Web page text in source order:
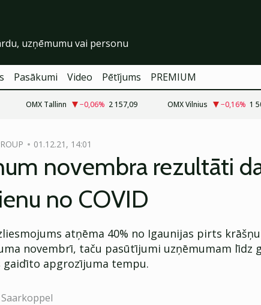
Pasākumi Video Pētījums PREMIUM
OMX Tallinn −0,06% 2 157,09 OMX Vilnius −0,16% 1
01.12.21, 14:01
novembra rezultāti
no COVID
atņēma 40% no Igaunijas pirts
novembrī, taču pasūtījumi uzņēmumam līdz
gaidīto apgrozījuma tempu.
Saarkoppel